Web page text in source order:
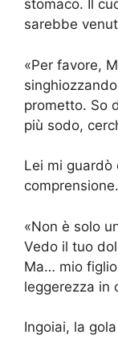
stomaco. Il
sarebbe
«Per favore,
prometto. So
più sodo,
Lei mi guardò
comprensione.
«Non è solo
Vedo il tuo
Ma… mio
leggerezza in
Ingoiai, la